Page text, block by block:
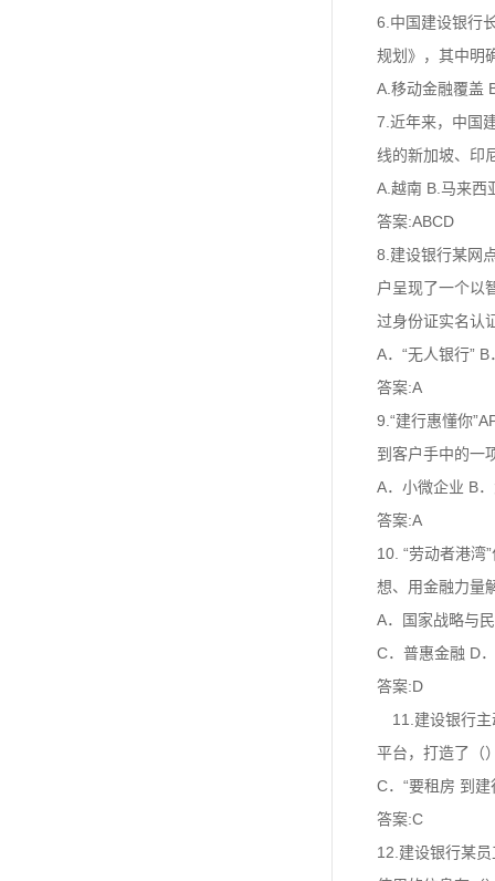
6.中国建设银行
规划》，其中明
A.移动金融覆盖
7.近年来，中国
线的新加坡、印
A.越南 B.马来西
答案:ABCD
8.建设银行某网
户呈现了一个以
过身份证实名认
A．“无人银行” B
答案:A
9.“建行惠懂你
到客户手中的一
A．小微企业 B
答案:A
10. “劳动者港湾
想、用金融力量
A．国家战略与
C．普惠金融 D
答案:D
11.建设银行主
平台，打造了（
C．“要租房 到建
答案:C
12.建设银行某